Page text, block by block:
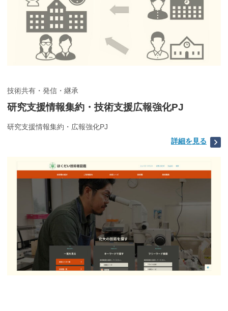
技術共有・発信・継承
研究支援情報集約・技術支援広報強化PJ
研究支援情報集約・広報強化PJ
詳細を見る